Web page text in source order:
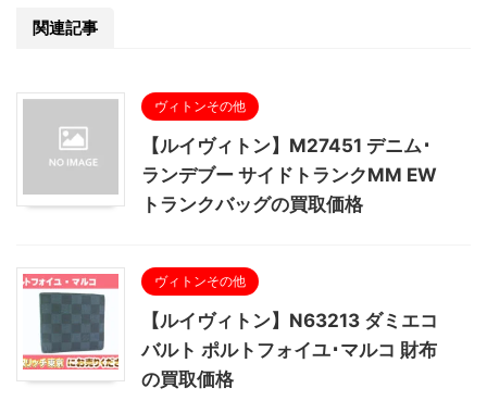
関連記事
ヴィトンその他
【ルイヴィトン】M27451 デニム･
ランデブー サイドトランクMM EW
トランクバッグの買取価格
ヴィトンその他
【ルイヴィトン】N63213 ダミエコ
バルト ポルトフォイユ･マルコ 財布
の買取価格